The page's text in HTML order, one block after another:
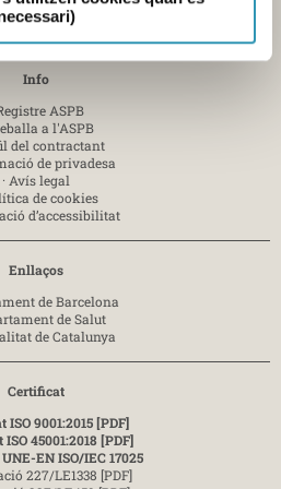
e-mail
Info
ASPB
a l'ASPB
del contractant
de privadesa
· Avís legal
de cookies
d’accessibilitat
Enllaços
de Barcelona
de Salut
de Catalunya
Certificat
ISO 9001:2015 [PDF]
ISO 45001:2018 [PDF]
EN ISO/IEC 17025
227/LE1338 [PDF]